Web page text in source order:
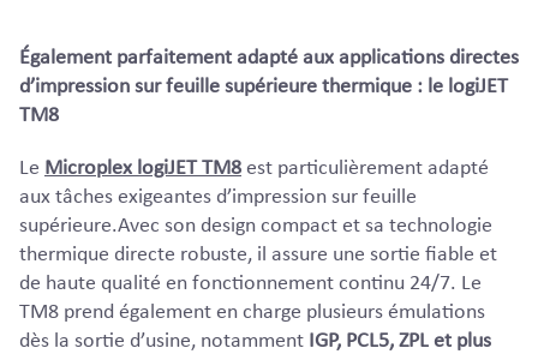
Également parfaitement adapté aux applications directes
d’impression sur feuille supérieure thermique : le logiJET
TM8
Le Microplex logiJET TM8est particulièrement adapté
aux tâches exigeantes d’impression sur feuille
supérieure.Avec son design compact et sa technologie
thermique directe robuste, il assure une sortie fiable et
de haute qualité en fonctionnement continu 24/7. Le
TM8 prend également en charge plusieurs émulations
dès la sortie d’usine, notamment IGP, PCL5, ZPL et plus